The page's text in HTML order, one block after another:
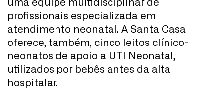
uma equipe multidisciplinar de
profissionais especializada em
atendimento neonatal. A Santa Casa
oferece, também, cinco leitos clínico-
neonatos de apoio a UTI Neonatal,
utilizados por bebês antes da alta
hospitalar.